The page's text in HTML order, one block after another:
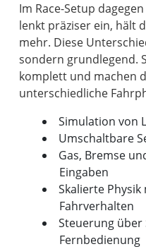
Im Race-Setup
lenkt präziser ein, hält
mehr. Diese
sondern grundlegend.
komplett und machen
Simulation von
Umschaltbare
Gas, Bremse
Eingaben
Skalierte
Fahrverhalten
Steuerung
Fernbedienung